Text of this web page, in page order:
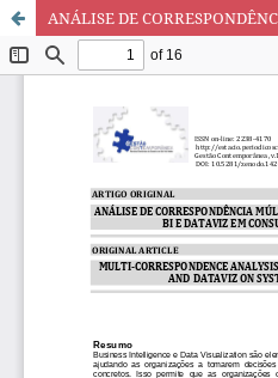
ANÁLISE DE